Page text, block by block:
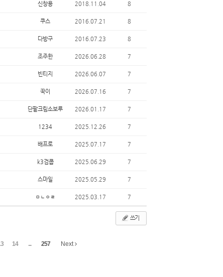
신창용 2018.11.04 8
쿠스 2016.07.21 8
다방구 2016.07.23 8
조주한 2026.06.28 7
빈티지 2026.06.07 7
꾹이 2026.07.16 7
단팥크림소보루 2026.01.17 7
1234 2025.12.26 7
배프로 2025.07.17 7
k3검쿱 2025.06.29 7
스마일 2025.05.29 7
ㅁㄴㅇㄹ 2025.03.17 7
쓰기
14 ... 257 Next